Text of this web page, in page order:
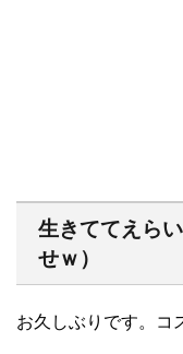
生きててえら
せｗ）
お久しぶりです。コ